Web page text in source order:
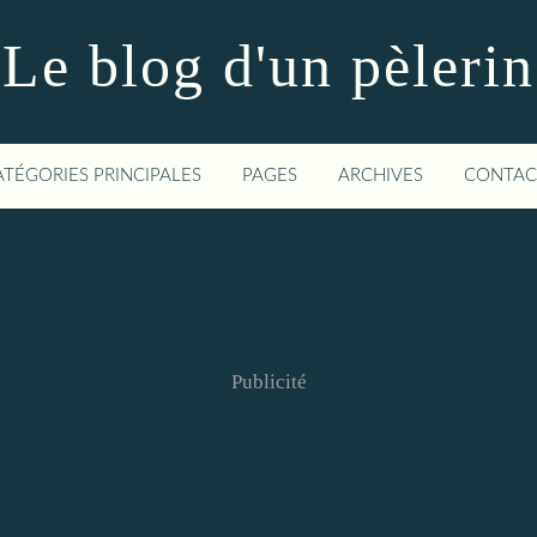
Le blog d'un pèlerin
PRINCIPALES PAGES ARCHIVES
Publicité